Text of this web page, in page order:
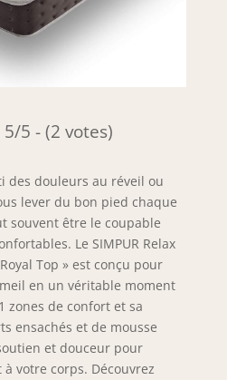
5/5 - (2 votes)
des douleurs au réveil ou
lever du bon pied chaque
souvent être le coupable
Le SIMPUR Relax
Top » est conçu pour
en un véritable moment
zones de confort et sa
ensachés et de mousse
et douceur pour
votre corps. Découvrez